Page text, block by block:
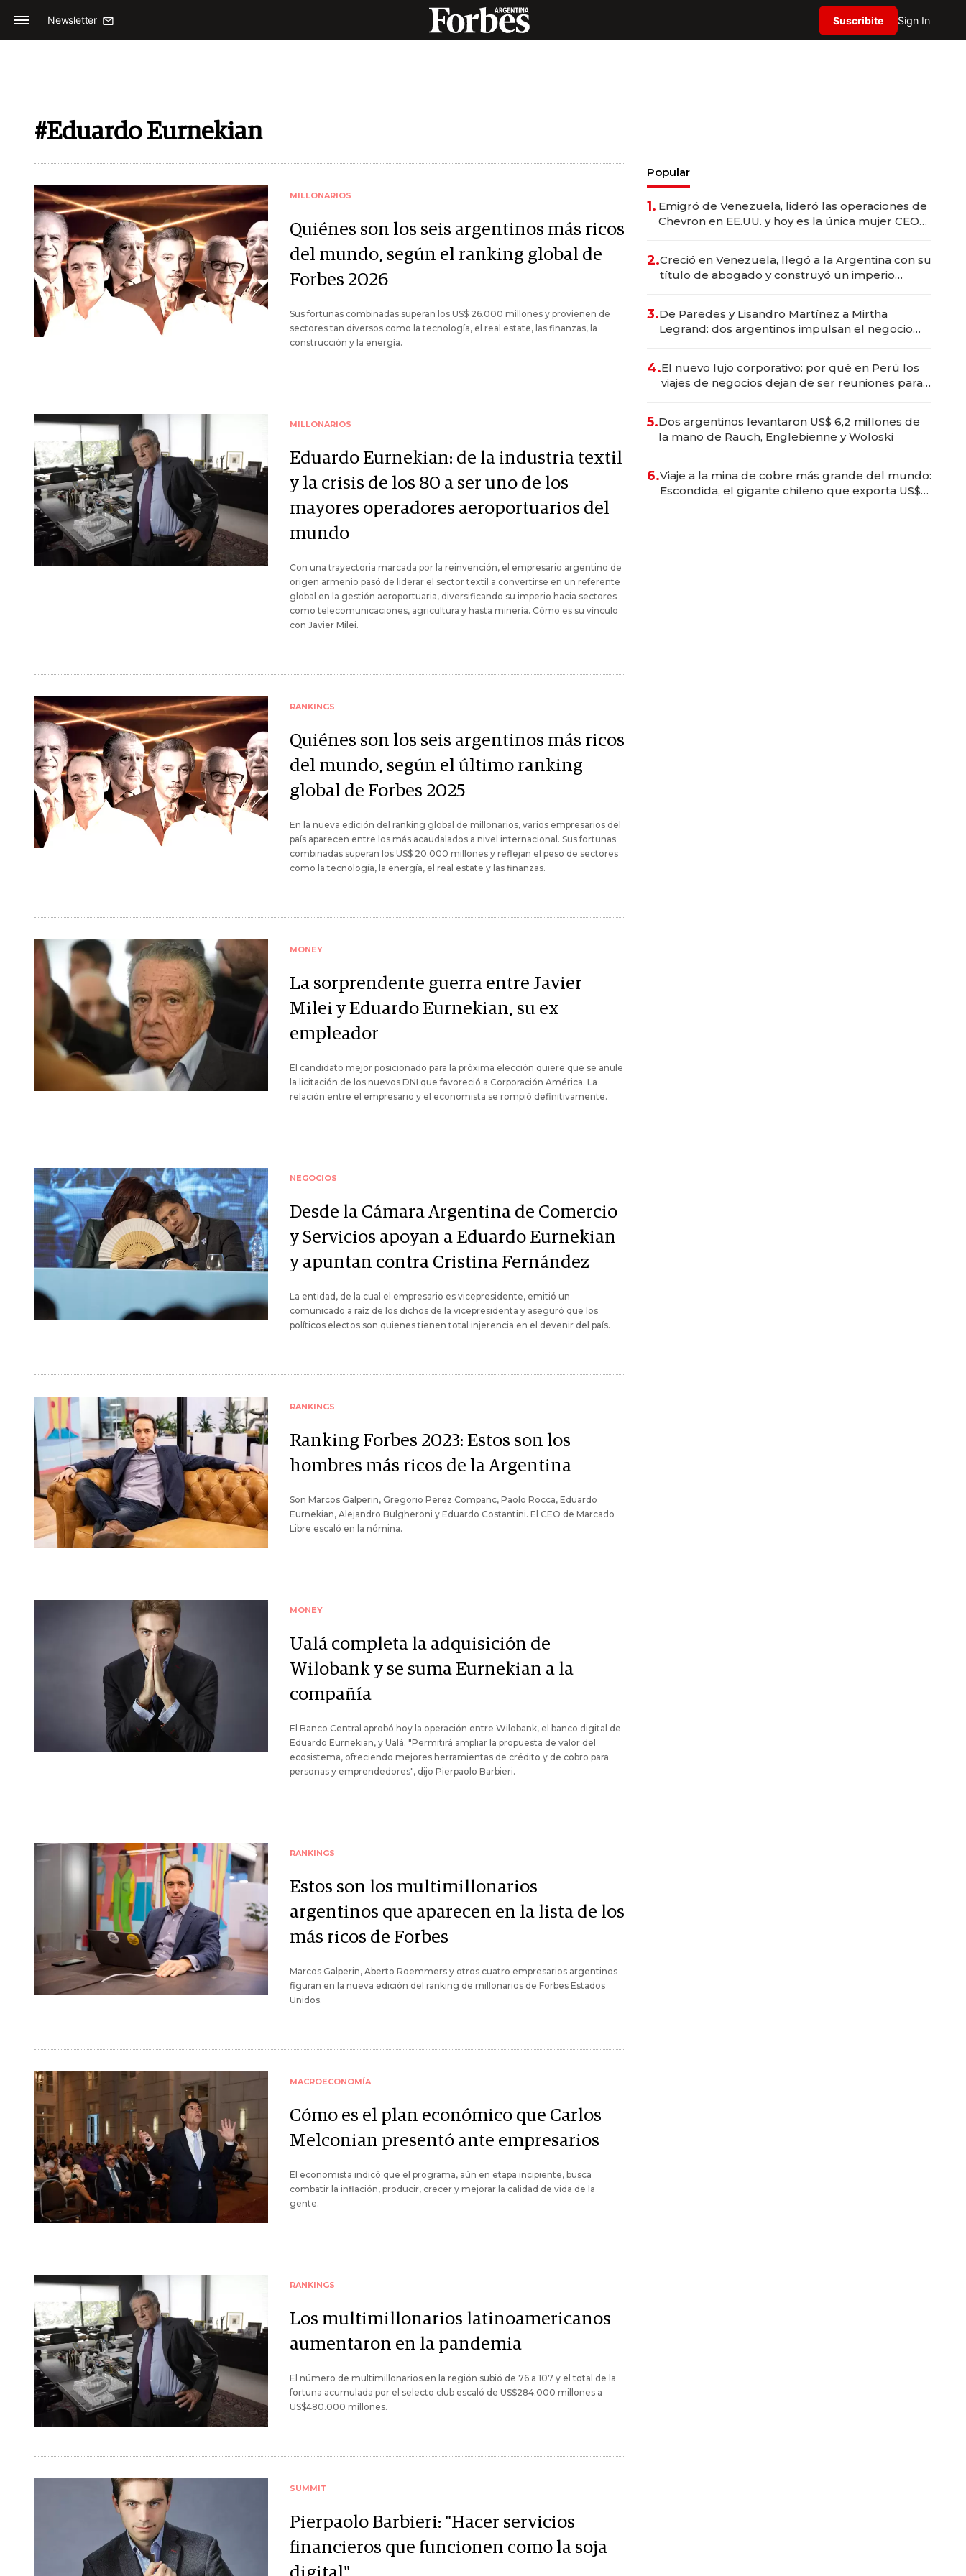
Newsletter Suscribite Sign In
#Eduardo Eurnekian
MILLONARIOS
Quiénes son los seis argentinos más ricos
del mundo, según el ranking global de
Forbes 2026
Sus fortunas combinadas superan los US$ 26.000 millones y provienen de
sectores tan diversos como la tecnología, el real estate, las finanzas, la
construcción y la energía.
MILLONARIOS
Eduardo Eurnekian: de la industria textil
y la crisis de los 80 a ser uno de los
mayores operadores aeroportuarios del
mundo
Con una trayectoria marcada por la reinvención, el empresario argentino de
origen armenio pasó de liderar el sector textil a convertirse en un referente
global en la gestión aeroportuaria, diversificando su imperio hacia sectores
como telecomunicaciones, agricultura y hasta minería. Cómo es su vínculo
con Javier Milei.
RANKINGS
Quiénes son los seis argentinos más ricos
del mundo, según el último ranking
global de Forbes 2025
En la nueva edición del ranking global de millonarios, varios empresarios del
país aparecen entre los más acaudalados a nivel internacional. Sus fortunas
combinadas superan los US$ 20.000 millones y reflejan el peso de sectores
como la tecnología, la energía, el real estate y las finanzas.
MONEY
La sorprendente guerra entre Javier
Milei y Eduardo Eurnekian, su ex
empleador
El candidato mejor posicionado para la próxima elección quiere que se anule
la licitación de los nuevos DNI que favoreció a Corporación América. La
relación entre el empresario y el economista se rompió definitivamente.
NEGOCIOS
Desde la Cámara Argentina de Comercio
y Servicios apoyan a Eduardo Eurnekian
y apuntan contra Cristina Fernández
La entidad, de la cual el empresario es vicepresidente, emitió un
comunicado a raíz de los dichos de la vicepresidenta y aseguró que los
políticos electos son quienes tienen total injerencia en el devenir del país.
RANKINGS
Ranking Forbes 2023: Estos son los
hombres más ricos de la Argentina
Son Marcos Galperin, Gregorio Perez Companc, Paolo Rocca, Eduardo
Eurnekian, Alejandro Bulgheroni y Eduardo Costantini. El CEO de Marcado
Libre escaló en la nómina.
MONEY
Ualá completa la adquisición de
Wilobank y se suma Eurnekian a la
compañía
El Banco Central aprobó hoy la operación entre Wilobank, el banco digital de
Eduardo Eurnekian, y Ualá. "Permitirá ampliar la propuesta de valor del
ecosistema, ofreciendo mejores herramientas de crédito y de cobro para
personas y emprendedores", dijo Pierpaolo Barbieri.
RANKINGS
Estos son los multimillonarios
argentinos que aparecen en la lista de los
más ricos de Forbes
Marcos Galperin, Aberto Roemmers y otros cuatro empresarios argentinos
figuran en la nueva edición del ranking de millonarios de Forbes Estados
Unidos.
MACROECONOMÍA
Cómo es el plan económico que Carlos
Melconian presentó ante empresarios
El economista indicó que el programa, aún en etapa incipiente, busca
combatir la inflación, producir, crecer y mejorar la calidad de vida de la
gente.
RANKINGS
Los multimillonarios latinoamericanos
aumentaron en la pandemia
El número de multimillonarios en la región subió de 76 a 107 y el total de la
fortuna acumulada por el selecto club escaló de US$284.000 millones a
US$480.000 millones.
SUMMIT
Pierpaolo Barbieri: "Hacer servicios
financieros que funcionen como la soja
Popular
1. Emigró de Venezuela, lideró las operaciones de
Chevron en EE.UU. y hoy es la única mujer CEO
2.Creció en Venezuela, llegó a la Argentina con su
título de abogado y construyó un imperio
3.De Paredes y Lisandro Martínez a Mirtha
Legrand: dos argentinos impulsan el negocio
4.El nuevo lujo corporativo: por qué en Perú los
viajes de negocios dejan de ser reuniones para
5.Dos argentinos levantaron US$ 6,2 millones de
la mano de Rauch, Englebienne y Woloski
6.Viaje a la mina de cobre más grande del mundo:
Escondida, el gigante chileno que exporta US$